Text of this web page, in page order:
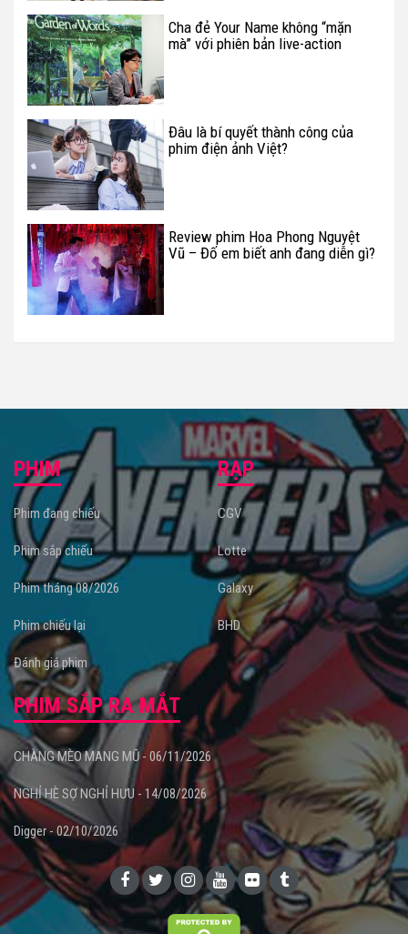
Cha đẻ Your Name không “mặn
mà” với phiên bản live-action
Đâu là bí quyết thành công của
phim điện ảnh Việt?
Review phim Hoa Phong Nguyệt
Vũ – Đố em biết anh đang diễn gì?
PHIM
Phim đang chiếu
Phim sắp chiếu
Phim tháng 08/2026
Phim chiếu lại
Đánh giá phim
RẠP
CGV
Lotte
Galaxy
BHD
PHIM SẮP RA MẮT
CHÀNG MÈO MANG MŨ - 06/11/2026
NGHỈ HÈ SỢ NGHỈ HƯU - 14/08/2026
Digger - 02/10/2026